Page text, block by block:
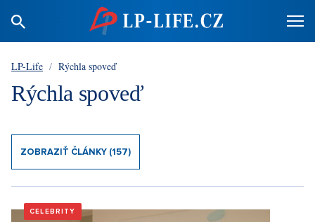
LP-Life / Rýchla spoveď
Rýchla spoveď
ZOBRAZIŤ ČLÁNKY (157)
CELEBRITY